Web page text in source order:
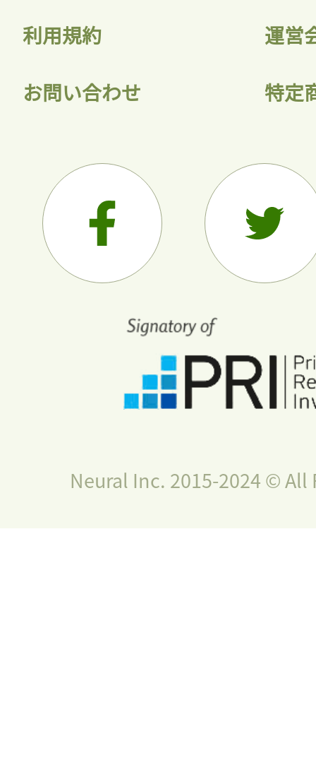
利用規約 運営
お問い合わせ 特定
Neural Inc. 2015-2024 © All